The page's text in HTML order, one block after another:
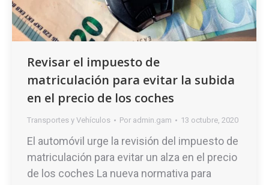
Revisar el impuesto de
matriculación para evitar la subida
en el precio de los coches
Transportes y Vehículos Por admin.gam 13 octubre, 2020
El automóvil urge la revisión del impuesto de
matriculación para evitar un alza en el precio
de los coches La nueva normativa para